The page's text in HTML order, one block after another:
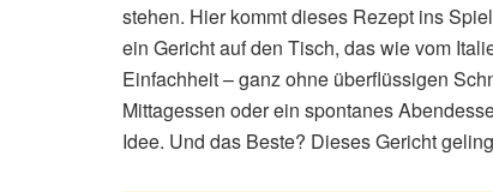
stehen. Hier kommt dieses Rezept ins
ein Gericht auf den Tisch, das wie vom
Einfachheit – ganz ohne überflüssigen
Mittagessen oder ein spontanes
Idee. Und das Beste? Dieses Gericht